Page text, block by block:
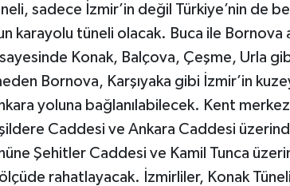
sadece İzmir’in değil Türkiye’nin de
karayolu tüneli olacak. Buca ile Bornova
Konak, Balçova, Çeşme, Urla
Bornova, Karşıyaka gibi İzmir’in
yoluna bağlanılabilecek. Kent
Caddesi ve Ankara Caddesi
Şehitler Caddesi ve Kamil Tunca
rahatlayacak. İzmirliler, Konak